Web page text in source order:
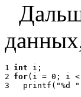
1 int i;
2 for(i = 0; i <
3
printf("%d